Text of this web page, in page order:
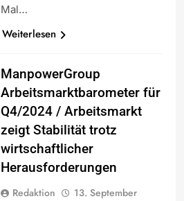
Mal…
Weiterlesen
ManpowerGroup
Arbeitsmarktbarometer für
Q4/2024 / Arbeitsmarkt
zeigt Stabilität trotz
wirtschaftlicher
Herausforderungen
Redaktion
13. September